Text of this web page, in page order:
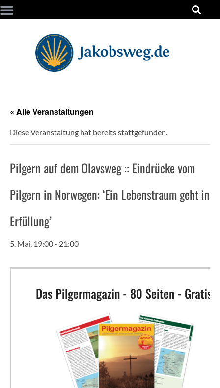
« Alle Veranstaltungen
Diese Veranstaltung hat bereits stattgefunden.
Pilgern auf dem Olavsweg :: Eindrücke vom
Pilgern in Norwegen: ‘Ein Lebenstraum geht in
Erfüllung’
5. Mai, 19:00- 21:00
Das Pilgermagazin - 80 Seiten - Gratis!